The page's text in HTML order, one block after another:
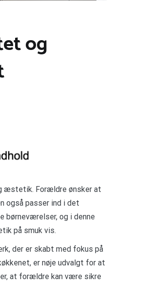
og
æstetik. Forældre ønsker at
også passer ind i det
børneværelser, og i denne
på smuk vis.
der er skabt med fokus på
er nøje udvalgt for at
at forældre kan være sikre